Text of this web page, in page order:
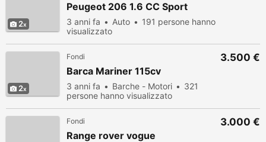
2
Peugeot 206 1.6 CC Sport
3 anni fa Auto
191 persone hanno
visualizzato
2
Fondi
Barca Mariner 115cv
3 anni fa Barche - Motori
321
persone hanno visualizzato
3.500 €
Fondi
Range rover vogue
3.000 €